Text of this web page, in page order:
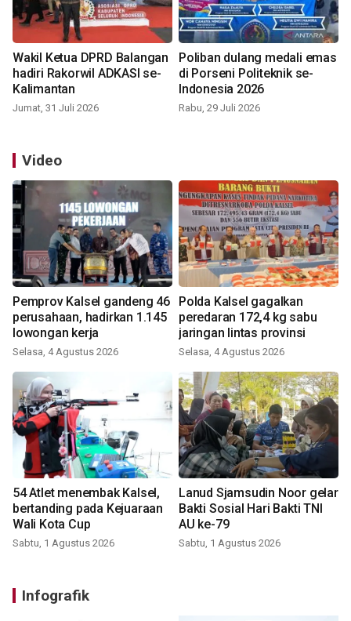
Wakil Ketua DPRD Balangan
hadiri Rakorwil ADKASI se-
Kalimantan
Jumat, 31 Juli 2026
Poliban dulang medali emas
di Porseni Politeknik se-
Indonesia 2026
Rabu, 29 Juli 2026
Video
Pemprov Kalsel gandeng 46
perusahaan, hadirkan 1.145
lowongan kerja
Selasa, 4 Agustus 2026
Polda Kalsel gagalkan
peredaran 172,4 kg sabu
jaringan lintas provinsi
Selasa, 4 Agustus 2026
54 Atlet menembak Kalsel,
bertanding pada Kejuaraan
Wali Kota Cup
Sabtu, 1 Agustus 2026
Lanud Sjamsudin Noor gelar
Bakti Sosial Hari Bakti TNI
AU ke-79
Sabtu, 1 Agustus 2026
Infografik